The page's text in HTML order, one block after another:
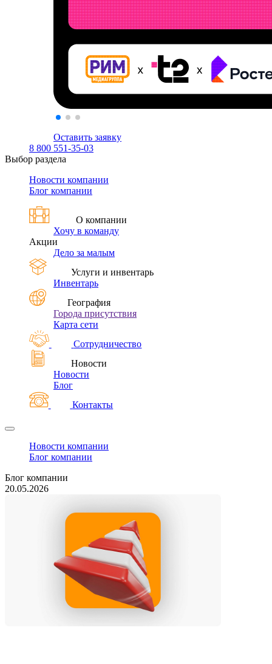
Оставить заявку
8 800 551-35-03
Выбор раздела
Новости компании
Блог компании
О компании
Хочу в команду
Акции
Дело за малым
Услуги и инвентарь
Инвентарь
География
Города присутствия
Карта сети
Сотрудничество
Новости
Новости
Блог
Контакты
Новости компании
Блог компании
Блог компании
20.05.2026